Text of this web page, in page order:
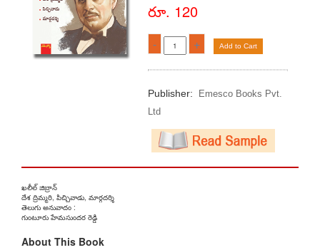
రూ. 120
- + Add to Cart
Publisher:
Emesco Books Pvt.
Ltd
ఖలీల్‌ జిబ్రాన్‌
దేశ ద్రిమ్మరి, పిచ్చివాడు, మార్గదర్శి
తెలుగు అనువాదం :
గుంటూరు హేమసుందర రెడ్డి
About This Book